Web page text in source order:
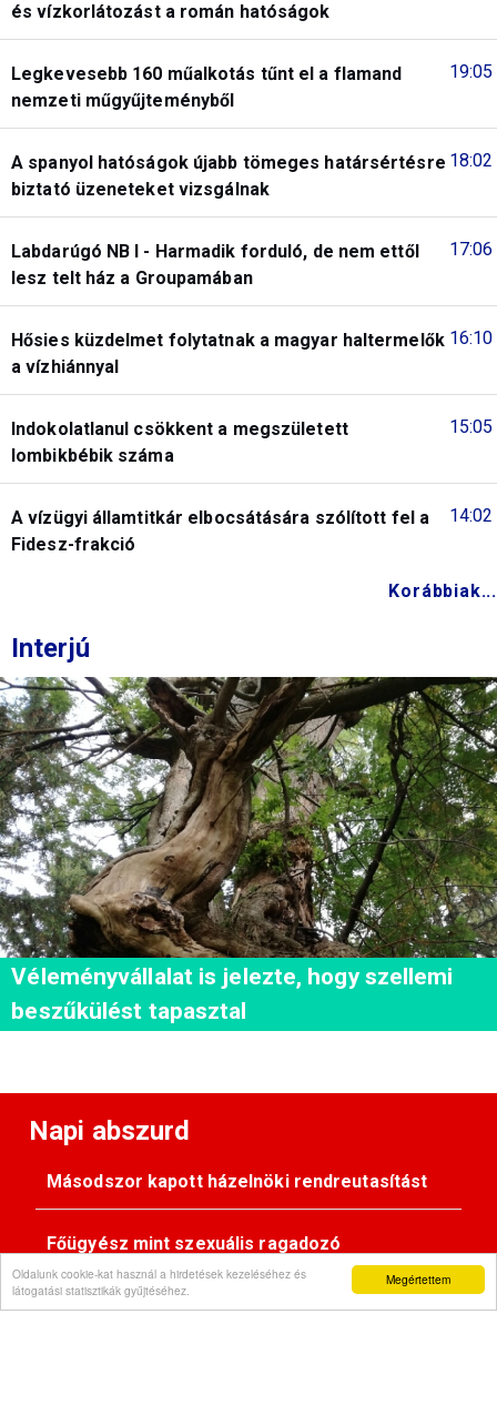
Megértettem
Oldalunk cookie-kat használ a hirdetések kezeléséhez és
látogatási statisztikák gyűjtéséhez.
és vízkorlátozást a román hatóságok
19:05
Legkevesebb 160 műalkotás tűnt el a flamand
nemzeti műgyűjteményből
18:02
A spanyol hatóságok újabb tömeges határsértésre
biztató üzeneteket vizsgálnak
17:06
Labdarúgó NB I - Harmadik forduló, de nem ettől
lesz telt ház a Groupamában
16:10
Hősies küzdelmet folytatnak a magyar haltermelők
a vízhiánnyal
15:05
Indokolatlanul csökkent a megszületett
lombikbébik száma
14:02
A vízügyi államtitkár elbocsátására szólított fel a
Fidesz-frakció
Korábbiak...
Interjú
Véleményvállalat is jelezte, hogy szellemi
beszűkülést tapasztal
Napi abszurd
Másodszor kapott házelnöki rendreutasítást
Főügyész mint szexuális ragadozó
Pimasz önkényúr